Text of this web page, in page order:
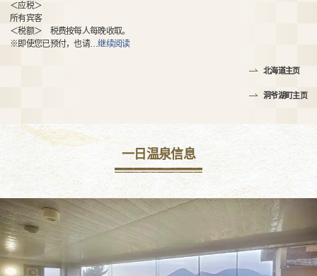
＜应税＞
所有宾客
＜税额＞ 税费按每人每晚收取。
※即使您已预付，也请…继续阅读
北海道主页
洞爷湖町主页
一日温泉信息